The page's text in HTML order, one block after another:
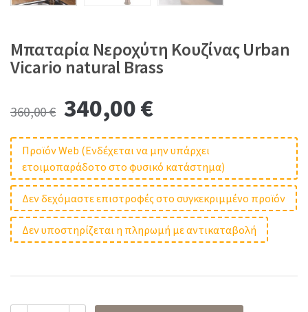
Μπαταρία Νεροχύτη Κουζίνας Urban
Vicario natural Brass
360,00€ Original
price
was:
360,00 €.
340,00€Current
price
is:
340,00 €.
Προϊόν Web (Ενδέχεται να μην υπάρχει
ετοιμοπαράδοτο στο φυσικό κατάστημα)
Δεν δεχόμαστε επιστροφές στο συγκεκριμμένο προϊόν
Δεν υποστηρίζεται η πληρωμή με αντικαταβολή